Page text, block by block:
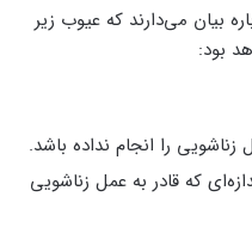
در این باره بیان می‌دارند که عیوب زیر
بود:
را انجام نداده باشد.
که قادر به عمل زناشویی